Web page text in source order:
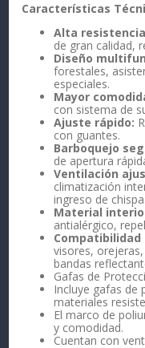
Características
Alta
de gran calidad,
Diseño
forestales,
especiales.
Mayor
con sistema de
Ajuste rápido:
con guantes.
Barboquejo
de apertura
Ventilación
climatización
ingreso de
Material
antialérgico,
Compatibilidad
visores,
bandas
Gafas de
Incluye gafas de
materiales
El marco de
y comodidad.
Cuentan con